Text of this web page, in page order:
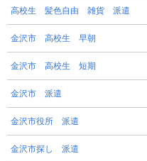
高校生 髪色自由 雑貨 派遣
金沢市 高校生 早朝
金沢市 高校生 短期
金沢市 派遣
金沢市役所 派遣
金沢市探し 派遣